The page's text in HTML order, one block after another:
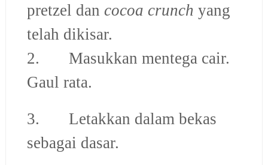
pretzel dan cocoa crunch yang
telah dikisar.
2. Masukkan mentega cair.
Gaul rata.
3. Letakkan dalam bekas
sebagai dasar.